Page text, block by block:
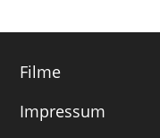
Filme
Impressum